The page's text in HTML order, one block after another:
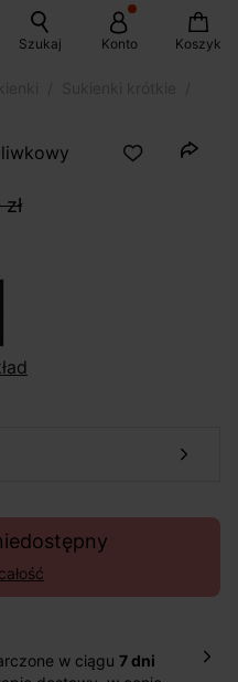
Szukaj Konto Koszyk
w ciągu 7 dni